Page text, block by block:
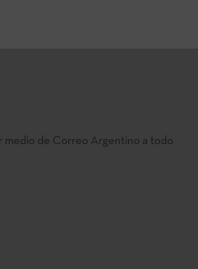
medio de Correo Argentino a todo